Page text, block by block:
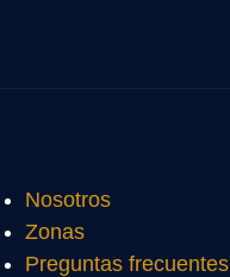
Nosotros
Zonas
Preguntas frecuentes